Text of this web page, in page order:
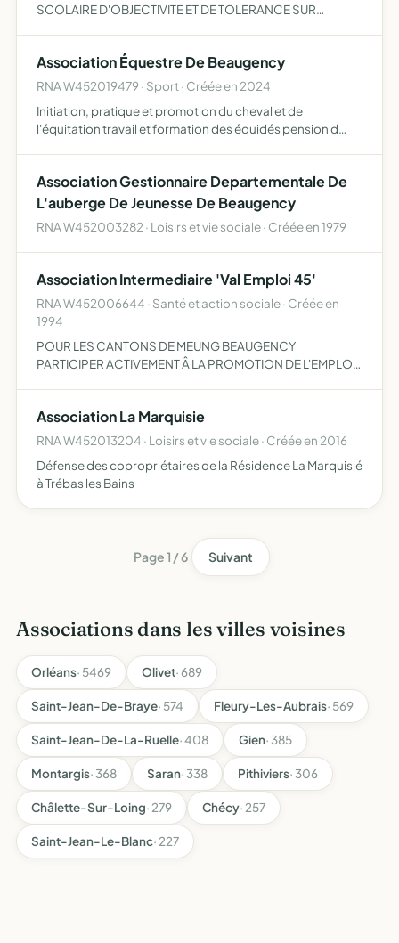
SCOLAIRE D'OBJECTIVITE ET DE TOLERANCE SUR
POINT DE VUE MORAL INTELLECTUEL ET MATERI…
Association Équestre De Beaugency
RNA W452019479 · Sport · Créée en 2024
Initiation, pratique et promotion du cheval et de
l'équitation travail et formation des équidés pension d
règles d…
Association Gestionnaire Departementale De
L'auberge De Jeunesse De Beaugency
RNA W452003282 · Loisirs et vie sociale · Créée en 1979
Association Intermediaire 'Val Emploi 45'
RNA W452006644 · Santé et action sociale · Créée en
1994
POUR LES CANTONS DE MEUNG BEAUGENCY
PARTICIPER ACTIVEMENT Â LA PROMOTION DE L'EMPLOI
FONCTION D'EMBAUCHER LES PERSONNES …
Association La Marquisie
RNA W452013204 · Loisirs et vie sociale · Créée en 2016
Défense des copropriétaires de la Résidence La Marquisié
à Trébas les Bains
Page 1 / 6 Suivant
Associations dans les villes voisines
Orléans· 5469 Olivet· 689
Saint-Jean-De-Braye· 574 Fleury-Les-Aubrais· 569
Saint-Jean-De-La-Ruelle· 408 Gien· 385
Montargis· 368 Saran· 338 Pithiviers· 306
Châlette-Sur-Loing· 279 Chécy· 257
Saint-Jean-Le-Blanc· 227